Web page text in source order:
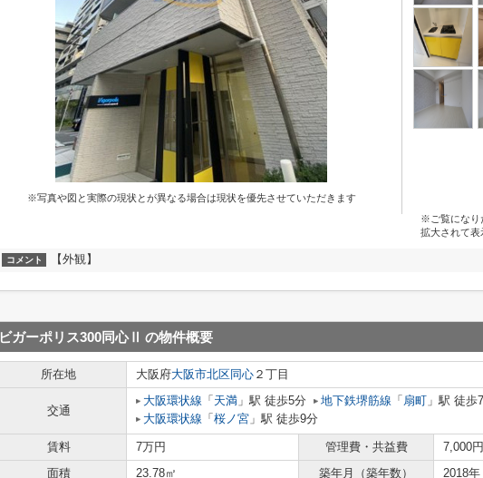
※写真や図と実際の現状とが異なる場合は現状を優先させていただきます
※ご覧になり
拡大されて表
コメント 【外観】
ビガーポリス300同心Ⅱ の物件概要
所在地 大阪府大阪市北区同心 ２丁目
交通
大阪環状線 「 天満 」駅 徒歩5分 地下鉄堺筋線 「 扇町 」駅 徒歩
大阪環状線 「 桜ノ宮 」駅 徒歩9分
賃料 7万円 管理費・共益費
7,000円
面積
23.78㎡ 築年月（築年数） 2018